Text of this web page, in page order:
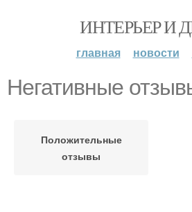
ИНТЕРЬЕР И
главная новости
Негативные
Положительные
отзывы